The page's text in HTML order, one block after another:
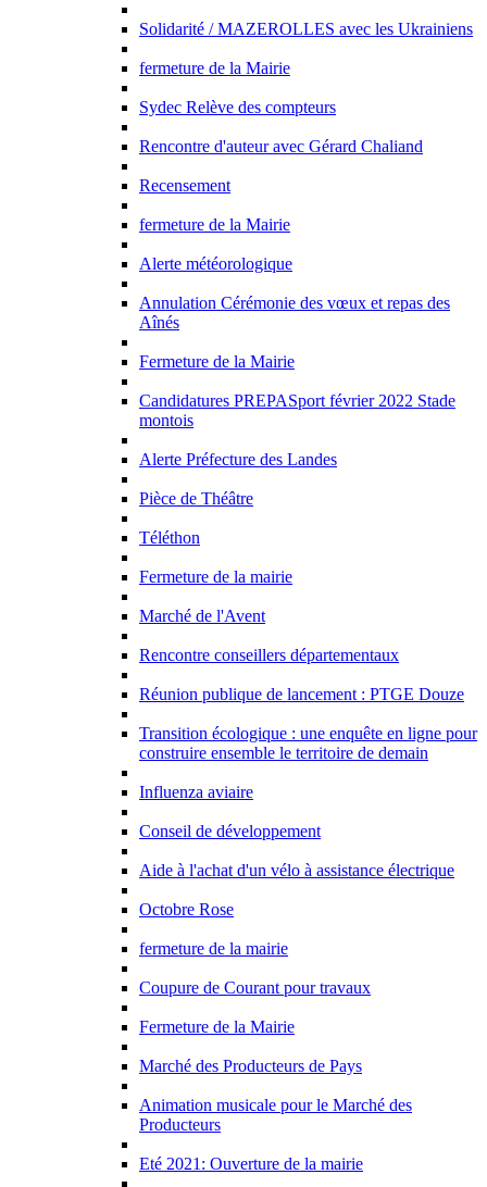
Solidarité / MAZEROLLES avec les Ukrainiens
fermeture de la Mairie
Sydec Relève des compteurs
Rencontre d'auteur avec Gérard Chaliand
Recensement
fermeture de la Mairie
Alerte météorologique
Annulation Cérémonie des vœux et repas des
Aînés
Fermeture de la Mairie
Candidatures PREPASport février 2022 Stade
montois
Alerte Préfecture des Landes
Pièce de Théâtre
Téléthon
Fermeture de la mairie
Marché de l'Avent
Rencontre conseillers départementaux
Réunion publique de lancement : PTGE Douze
Transition écologique : une enquête en ligne pour
construire ensemble le territoire de demain
Influenza aviaire
Conseil de développement
Aide à l'achat d'un vélo à assistance électrique
Octobre Rose
fermeture de la mairie
Coupure de Courant pour travaux
Fermeture de la Mairie
Marché des Producteurs de Pays
Animation musicale pour le Marché des
Producteurs
Eté 2021: Ouverture de la mairie